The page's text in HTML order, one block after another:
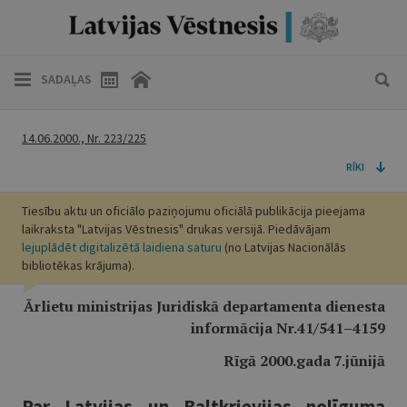
SADAĻAS
14.06.2000., Nr. 223/225
RĪKI
Tiesību aktu un oficiālo paziņojumu oficiālā publikācija pieejama
laikraksta "Latvijas Vēstnesis" drukas versijā. Piedāvājam
lejuplādēt digitalizētā laidiena saturu (no Latvijas Nacionālās
bibliotēkas krājuma).
Ārlietu ministrijas Juridiskā departamenta dienesta
informācija Nr.41/541–4159
Rīgā 2000.gada 7.jūnijā